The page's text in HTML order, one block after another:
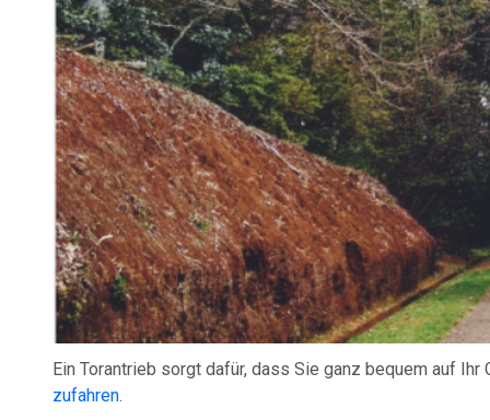
Ein Torantrieb sorgt dafür, dass Sie ganz bequem auf
zufahren.